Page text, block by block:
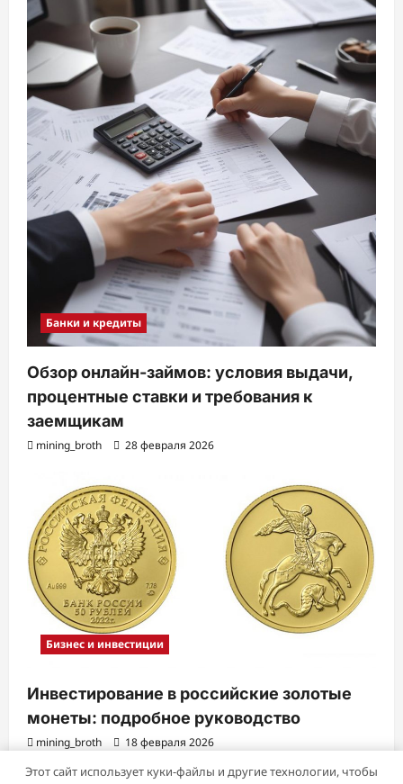
Банки и кредиты
Обзор онлайн-займов: условия выдачи,
процентные ставки и требования к
заемщикам
mining_broth 28 февраля 2026
Бизнес и инвестиции
Инвестирование в российские золотые
монеты: подробное руководство
mining_broth 18 февраля 2026
Этот сайт использует куки-файлы и другие технологии, чтобы